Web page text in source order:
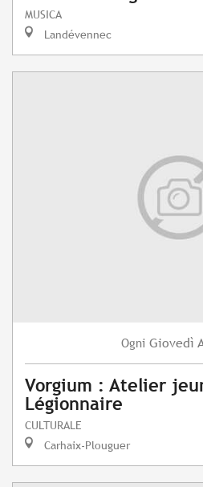
MUSICA
Landévennec
Ogni Giovedì
Vorgium : Atelier
Légionnaire
CULTURALE
Carhaix-Plouguer